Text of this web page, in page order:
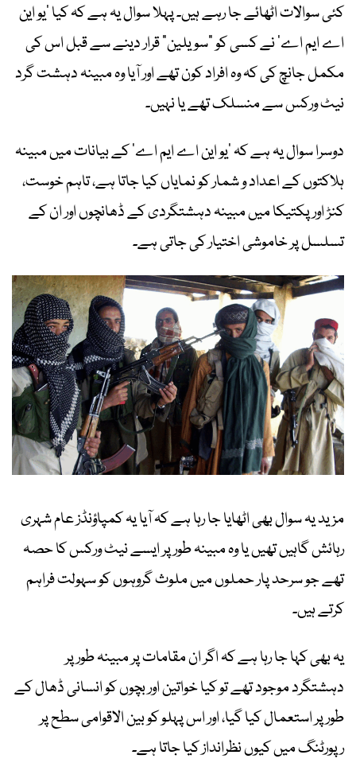
کئی سوالات اٹھائے جا رہے ہیں۔ پہلا سوال یہ ہے کہ کیا ’یو این
اے ایم اے‘ نے کسی کو “سویلین” قرار دینے سے قبل اس کی
مکمل جانچ کی کہ وہ افراد کون تھے اور آیا وہ مبینہ دہشت گرد
نیٹ ورکس سے منسلک تھے یا نہیں۔
دوسرا سوال یہ ہے کہ ’یو این اے ایم اے‘ کے بیانات میں مبینہ
ہلاکتوں کے اعداد و شمار کو نمایاں کیا جاتا ہے، تاہم خوست،
کنڑ اور پکتیکا میں مبینہ دہشتگردی کے ڈھانچوں اور ان کے
تسلسل پر خاموشی اختیار کی جاتی ہے۔
مزید یہ سوال بھی اٹھایا جا رہا ہے کہ آیا یہ کمپاؤنڈز عام شہری
رہائش گاہیں تھیں یا وہ مبینہ طور پر ایسے نیٹ ورکس کا حصہ
تھے جو سرحد پار حملوں میں ملوث گروہوں کو سہولت فراہم
کرتے ہیں۔
یہ بھی کہا جا رہا ہے کہ اگر ان مقامات پر مبینہ طور پر
دہشتگرد موجود تھے تو کیا خواتین اور بچوں کو انسانی ڈھال کے
طور پر استعمال کیا گیا، اور اس پہلو کو بین الاقوامی سطح پر
رپورٹنگ میں کیوں نظرانداز کیا جاتا ہے۔